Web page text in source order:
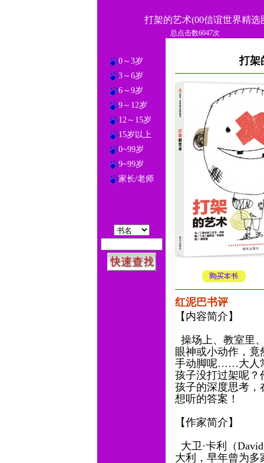
打架的艺术(00信谊世界精选
总点击数6047次
0～3岁
3～6岁
6～9岁
9～12岁
12～15岁
15岁以上
0~99岁
9~99岁
家长/老师
打架
红泥巴书评
【内容简介】
操场上、教室里
眼神或小动作，
手动脚呢……大人
孩子没打过架呢？
孩子的深度思考，
想听的答案！
【作家简介】
大卫·卡利（
大利，早年曾为多